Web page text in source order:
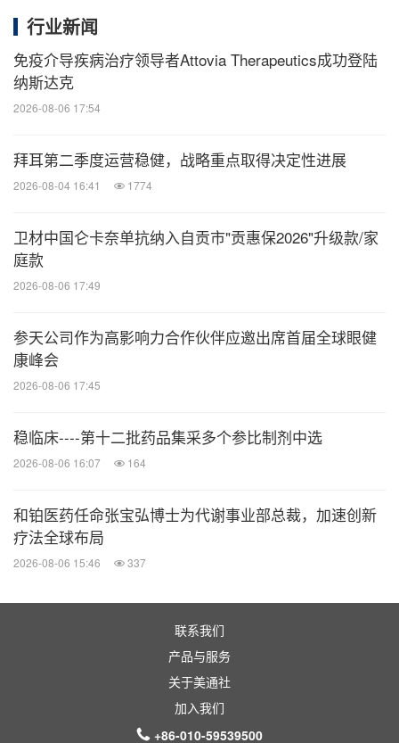
的安全性、投资实现及完成索凡替尼进一步临床开发
及商业化计划的能力，此类事件发生的时间，以及新
冠肺炎全球大流行对整体经济、监管及政治状况带来
雷利珠单抗、拓益 、达伯舒 与索凡替尼联合使用，
因此此类风险和不确定性包括对于这些疗法的安全
者请勿过度依赖这些前瞻性陈述，这些陈述仅在截至
本公告发布当日有效。有关这些风险和其他风险的进
AIM提交的文件。无论是否出现新信息、未来事件或
情况或其他因素，和黄医药均不承担更新或修订本新
闻稿所含信息的义务。
图标 -https://photos.prnasia.com/prnh/20200529/2
816867-1?lang=1
消息来源：和黄医药
相关股票：
医药健闻
微信公众号“医药健闻”发布全球制药、医疗、
行业新闻
免疫介导疾病治疗领导者Attovia Therapeutics成功登陆
纳斯达克
2026-08-06 17:54
拜耳第二季度运营稳健，战略重点取得决定性进展
2026-08-04 16:41 1774
卫材中国仑卡奈单抗纳入自贡市"贡惠保2026"升级款/家
庭款
2026-08-06 17:49
参天公司作为高影响力合作伙伴应邀出席首届全球眼健
康峰会
2026-08-06 17:45
稳临床----第十二批药品集采多个参比制剂中选
2026-08-06 16:07 164
和铂医药任命张宝弘博士为代谢事业部总裁，加速创新
疗法全球布局
2026-08-06 15:46 337
联系我们
产品与服务
关于美通社
加入我们
+86-010-59539500